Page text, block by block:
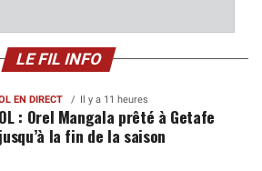
LE FIL INFO
EN DIRECT Il y a 11 heures
OL : Orel Mangala prêté à Getafe
jusqu’à la fin de la saison